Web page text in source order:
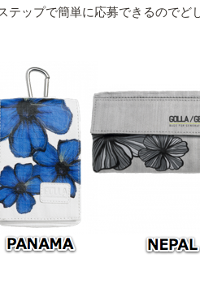
テップで簡単に応募できるのでど